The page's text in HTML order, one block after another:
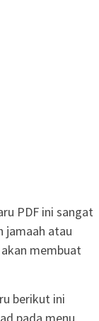
PDF ini sangat
jamaah atau
membuat
berikut ini
pada menu